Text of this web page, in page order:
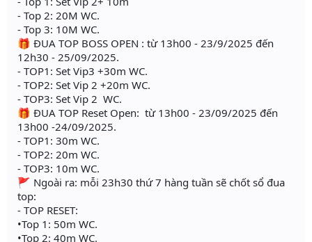
- Top 2: 20M WC.
- Top 3: 10M WC.
🎁 ĐUA TOP BOSS OPEN : từ 13h00 - 23/9/2025 đến
12h30 - 25/09/2025.
- TOP1: Set Vip3 +30m WC.
- TOP2: Set Vip 2 +20m WC.
- TOP3: Set Vip 2 WC.
🎁 ĐUA TOP Reset Open: từ 13h00 - 23/09/2025 đến
13h00 -24/09/2025.
- TOP1: 30m WC.
- TOP2: 20m WC.
- TOP3: 10m WC.
🚩 Ngoài ra: mỗi 23h30 thứ 7 hàng tuần sẽ chốt sổ đua
top:
- TOP RESET:
•Top 1: 50m WC.
•Top 2: 40m WC.